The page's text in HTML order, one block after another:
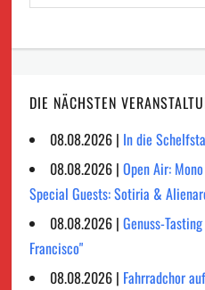
DIE NÄCHSTEN
08.08.2026 | In die
08.08.2026 |Open Air:
Special Guests: Sotiria &
08.08.2026 |Genuss-
Francisco"
08.08.2026 | Fahrradchor